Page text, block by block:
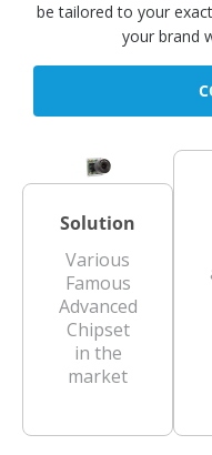
be tailored to your
your brand
Solution
Various
Famous
Advanced
Chipset
in the
market